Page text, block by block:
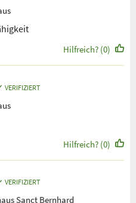
Hilfreich? (0)
VERIFIZIERT
Hilfreich? (0)
VERIFIZIERT
Sanct Bernhard